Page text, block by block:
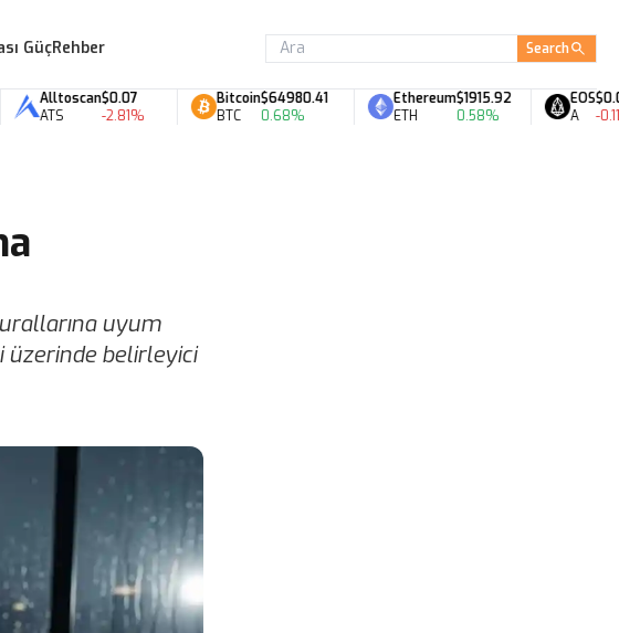
GüçRehber Search
Alltoscan
ATS
$0.07
-2.81%
Bitcoin
BTC
$64980.41
0.68%
Ethereum
ETH
$1915.92
0.58%
EOS
A
$0.07
-0.11%
uyum
üzerinde belirleyici